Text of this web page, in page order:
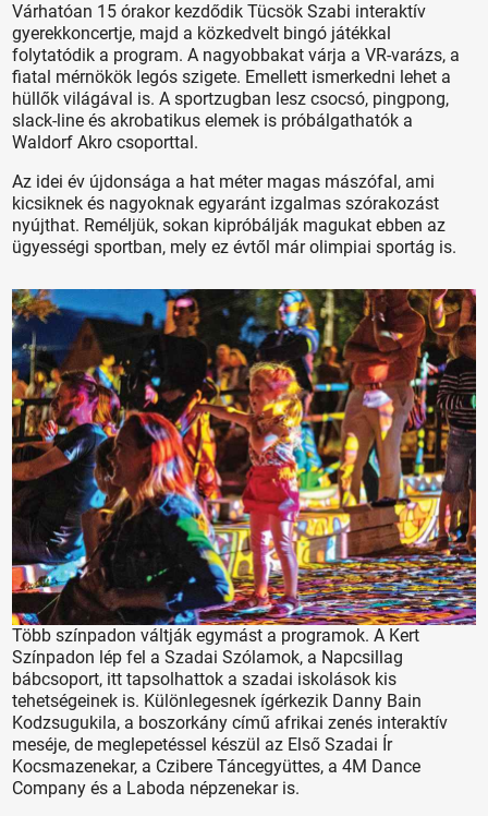
Várhatóan 15 órakor kezdődik Tücsök Szabi interaktív
gyerekkoncertje, majd a közkedvelt bingó játékkal
folytatódik a program. A nagyobbakat várja a VR-varázs, a
fiatal mérnökök legós szigete. Emellett ismerkedni lehet a
hüllők világával is. A sportzugban lesz csocsó, pingpong,
slack-line és akrobatikus elemek is próbálgathatók a
Waldorf Akro csoporttal.
Az idei év újdonsága a hat méter magas mászófal, ami
kicsiknek és nagyoknak egyaránt izgalmas szórakozást
nyújthat. Reméljük, sokan kipróbálják magukat ebben az
ügyességi sportban, mely ez évtől már olimpiai sportág is.
Több színpadon váltják egymást a programok. A Kert
Színpadon lép fel a Szadai Szólamok, a Napcsillag
bábcsoport, itt tapsolhattok a szadai iskolások kis
tehetségeinek is. Különlegesnek ígérkezik Danny Bain
Kodzsugukila, a boszorkány című afrikai zenés interaktív
meséje, de meglepetéssel készül az Első Szadai Ír
Kocsmazenekar, a Czibere Táncegyüttes, a 4M Dance
Company és a Laboda népzenekar is.